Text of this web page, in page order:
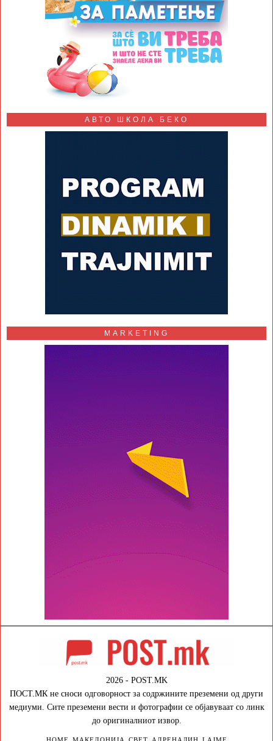
АВТО ШКОЛА БЕКО
MARKETING
2026 - POST.MK
ПОСТ.МК не сноси одговорност за содржините преземени од други
медиуми. Сите преземени вести и фотографии се објавуваат со линк
до оригиналниот извор.